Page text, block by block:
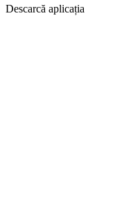
Descarcă aplicația